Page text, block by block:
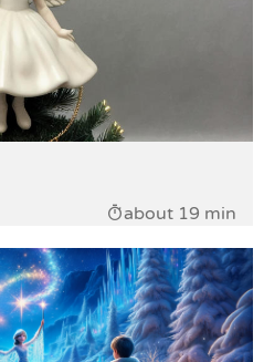
about 19 min